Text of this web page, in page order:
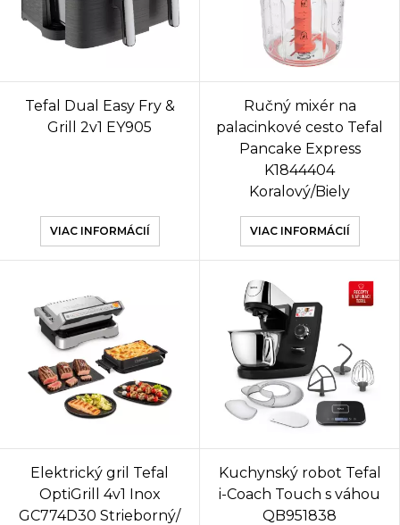
Tefal Dual Easy Fry &
Grill 2v1 EY905
VIAC INFORMÁCIÍ
Ručný mixér na
palacinkové cesto Tefal
Pancake Express
K1844404
Koralový/Biely
VIAC INFORMÁCIÍ
Elektrický gril Tefal
OptiGrill 4v1 Inox
GC774D30 Strieborný/
Kuchynský robot Tefal
i-Coach Touch s váhou
QB951838